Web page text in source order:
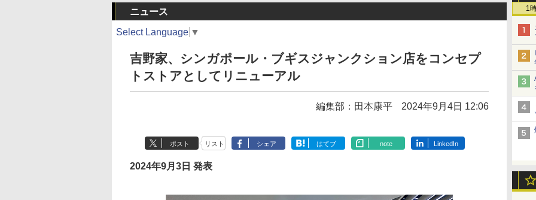
1
ニュース
Select Language ▼
吉野家、シンガポール・ブギスジャンクション店をコンセプ
トストアとしてリニューアル
編集部：田本康平 2024年9月4日 12:06
ポスト リスト シェア はてブ note LinkedIn
2024年9月3日 発表